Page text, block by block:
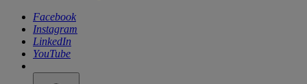
Facebook
Instagram
LinkedIn
YouTube